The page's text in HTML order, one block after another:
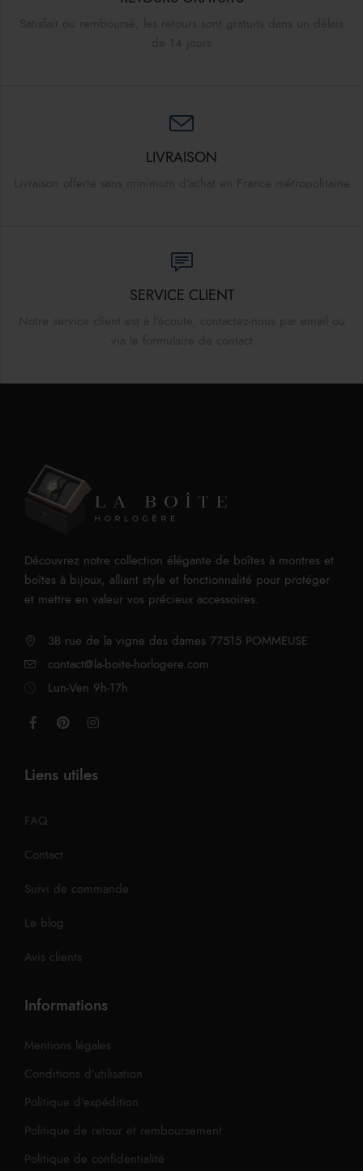
LIVRAISON
SERVICE CLIENT
Découvrez notre collection élégante de boîtes à montres et
boîtes à bijoux, alliant style et fonctionnalité pour protéger
et mettre en valeur vos précieux accessoires.
3B rue de la vigne des dames 77515 POMMEUSE
contact@la-boite-horlogere.com
Lun-Ven 9h-17h
Liens utiles
FAQ
Contact
Suivi de commande
Le blog
Avis clients
Informations
Mentions légales
Conditions d’utilisation
Politique d’expédition
Politique de retour et remboursement
Politique de confidentialité